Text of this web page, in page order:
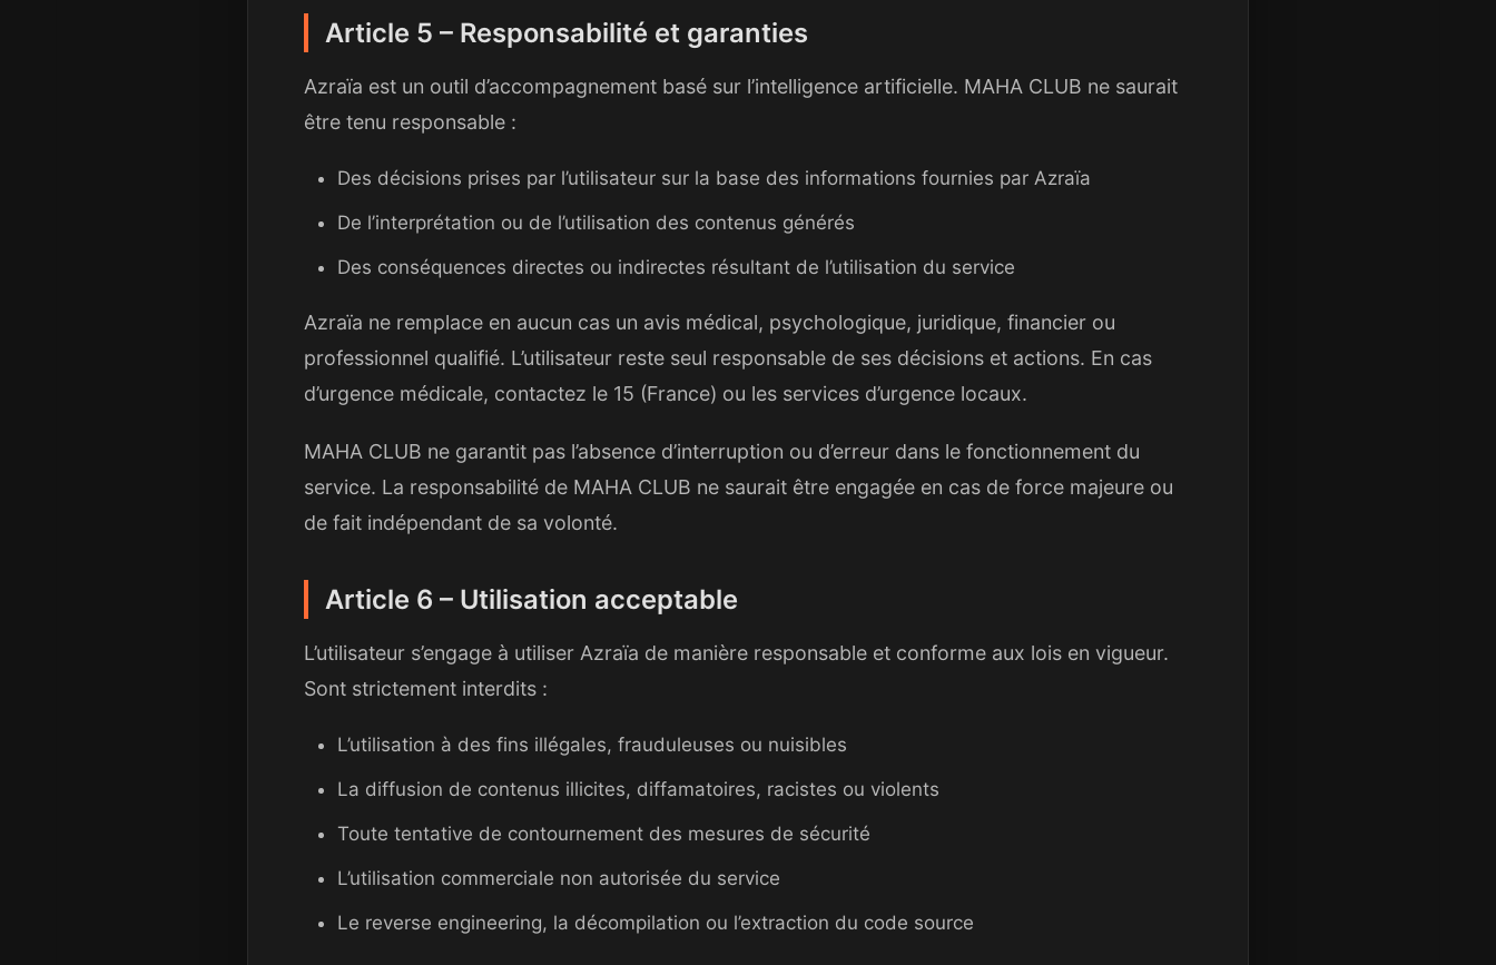
Article 5 – Responsabilité et garanties
Azraïa est un outil d’accompagnement basé sur l’intelligence artificielle. MAHA CLUB ne saurait
être tenu responsable :
Des décisions prises par l’utilisateur sur la base des informations fournies par Azraïa
De l’interprétation ou de l’utilisation des contenus générés
Des conséquences directes ou indirectes résultant de l’utilisation du service
Azraïa ne remplace en aucun cas un avis médical, psychologique, juridique, financier ou
professionnel qualifié. L’utilisateur reste seul responsable de ses décisions et actions. En cas
d’urgence médicale, contactez le 15 (France) ou les services d’urgence locaux.
MAHA CLUB ne garantit pas l’absence d’interruption ou d’erreur dans le fonctionnement du
service. La responsabilité de MAHA CLUB ne saurait être engagée en cas de force majeure ou
de fait indépendant de sa volonté.
Article 6 – Utilisation acceptable
L’utilisateur s’engage à utiliser Azraïa de manière responsable et conforme aux lois en vigueur.
Sont strictement interdits :
L’utilisation à des fins illégales, frauduleuses ou nuisibles
La diffusion de contenus illicites, diffamatoires, racistes ou violents
Toute tentative de contournement des mesures de sécurité
L’utilisation commerciale non autorisée du service
Le reverse engineering, la décompilation ou l’extraction du code source